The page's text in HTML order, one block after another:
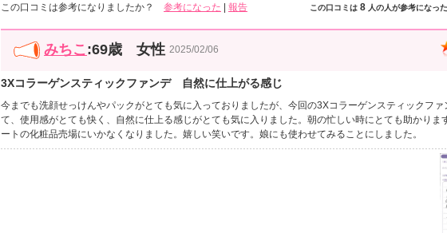
この口コミは 8 人の人が参考になっ
この口コミは参考になりましたか？ 参考になった 報告
みちこ:69歳 女性 2025/02/06
3Xコラーゲンスティックファンデ 自然に仕上がる感じ
今までも洗顔せっけんやパックがとても気に入っておりましたが、今回の3Xコラーゲンスティックファ
て、使用感がとても快く、自然に仕上る感じがとても気に入りました。朝の忙しい時にとても助かりま
ートの化粧品売場にいかなくなりました。嬉しい笑いです。娘にも使わせてみることにしました。